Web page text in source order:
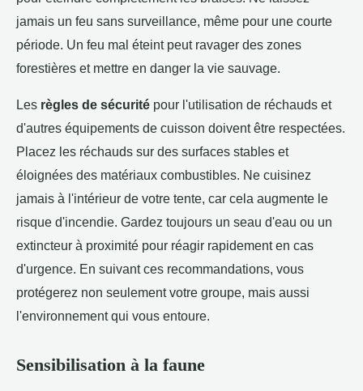
jamais un feu sans surveillance, même pour une courte
période. Un feu mal éteint peut ravager des zones
forestières et mettre en danger la vie sauvage.
Les règles de sécurité pour l'utilisation de réchauds et
d'autres équipements de cuisson doivent être respectées.
Placez les réchauds sur des surfaces stables et
éloignées des matériaux combustibles. Ne cuisinez
jamais à l'intérieur de votre tente, car cela augmente le
risque d'incendie. Gardez toujours un seau d'eau ou un
extincteur à proximité pour réagir rapidement en cas
d'urgence. En suivant ces recommandations, vous
protégerez non seulement votre groupe, mais aussi
l'environnement qui vous entoure.
Sensibilisation à la faune